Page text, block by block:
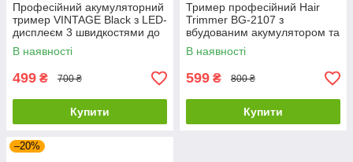
Професійний акумуляторний
тример VINTAGE Black з LED-
дисплеєм 3 швидкостями до
7000 об/хв та 4 насадками в
комплекті
В наявності
499 ₴ 700 ₴
Купити
Тример професійний Hair
Trimmer BG-2107 з
вбудованим акумулятором та
LCD дисплеєм
В наявності
599 ₴ 800 ₴
Купити
–20%